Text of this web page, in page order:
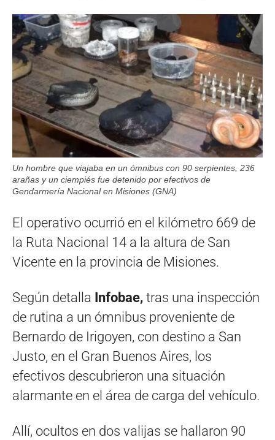
Un hombre que viajaba en un ómnibus con 90 serpientes, 236
arañas y un ciempiés fue detenido por efectivos de
Gendarmería Nacional en Misiones (GNA)
El operativo ocurrió en el kilómetro 669 de
la Ruta Nacional 14 a la altura de San
Vicente en la provincia de Misiones.
Según detalla Infobae, tras una inspección
de rutina a un ómnibus proveniente de
Bernardo de Irigoyen, con destino a San
Justo, en el Gran Buenos Aires, los
efectivos descubrieron una situación
alarmante en el área de carga del vehículo.
Allí, ocultos en dos valijas se hallaron 90